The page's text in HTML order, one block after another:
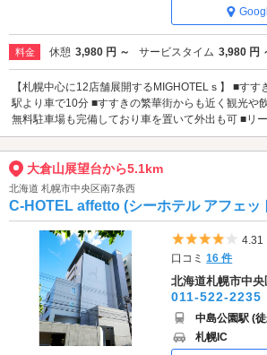
料金 休憩 3,980 円 ～ サービスタイム 3,980 円
【札幌中心に12店舗展開するMIGHOTELｓ】 ■す
駅より車で10分 ■すすきの繁華街からも近く観光や
無料駐車場も完備しており車を置いて外出も可 ■リ
大倉山展望台から5.1km
北海道 札幌市中央区南7条西
C-HOTEL affetto (シーホテル アフェッ
5つ
4.31
口コミ16 件
北海道札幌市中
011-522-2235
中島公園駅 (
札幌IC